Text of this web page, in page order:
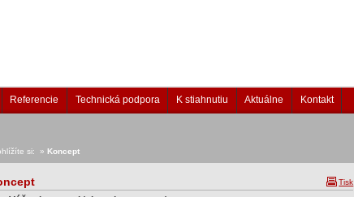
Referencie Technická podpora K stiahnutiu Aktuálne Kontakt
si: » Koncept
Tisk